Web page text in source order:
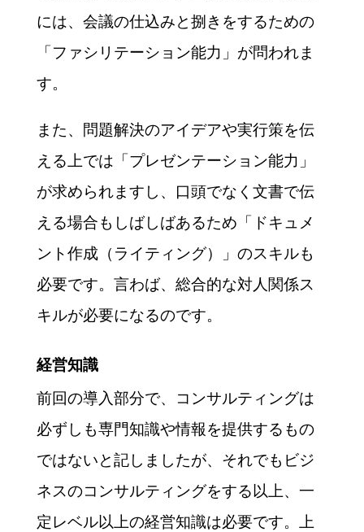
には、会議の仕込みと捌きをするための
「ファシリテーション能力」が問われま
す。
また、問題解決のアイデアや実行策を伝
える上では「プレゼンテーション能力」
が求められますし、口頭でなく文書で伝
える場合もしばしばあるため「ドキュメ
ント作成（ライティング）」のスキルも
必要です。言わば、総合的な対人関係ス
キルが必要になるのです。
経営知識
前回の導入部分で、コンサルティングは
必ずしも専門知識や情報を提供するもの
ではないと記しましたが、それでもビジ
ネスのコンサルティングをする以上、一
定レベル以上の経営知識は必要です。上